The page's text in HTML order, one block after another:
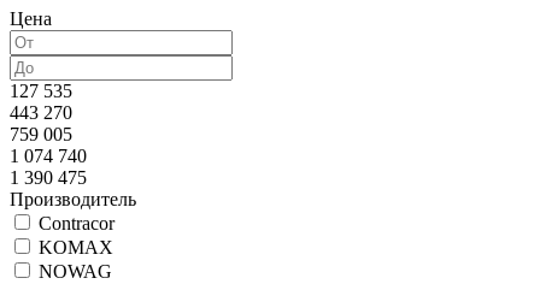
Цена
127 535
443 270
759 005
1 074 740
1 390 475
Производитель
Contracor
KOMAX
NOWAG